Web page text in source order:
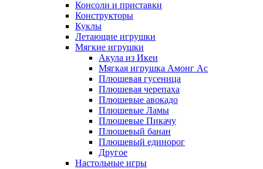
Консоли и приставки
Конструкторы
Куклы
Летающие игрушки
Мягкие игрушки
Акула из Икеи
Мягкая игрушка Амонг Ас
Плюшевая гусеница
Плюшевая черепаха
Плюшевые авокадо
Плюшевые Ламы
Плюшевые Пикачу
Плюшевый банан
Плюшевый единорог
Другое
Настольные игры